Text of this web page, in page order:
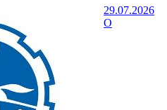
29.07.2026
О